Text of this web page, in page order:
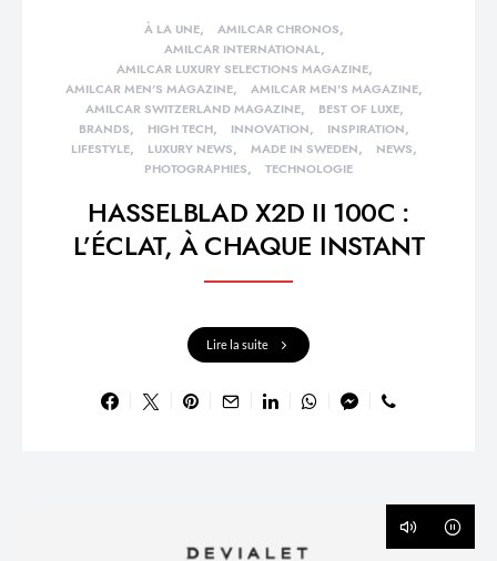
À LA UNE
AMILCAR CHRONOS
AMILCAR INTERNATIONAL
AMILCAR LUXURY SELECTIONS MAGAZINE
AMILCAR MEN'S MAGAZINE
AMILCAR MEN'S MAGAZINE
AMILCAR SWITZERLAND MAGAZINE
BEST OF LUXE
BRANDS
HIGH TECH INNOVATION
INSPIRATION
LIFESTYLE
LUXURY NEWS MADE IN SWEDEN
NEWS
PHOTOGRAPHIES
TECHNOLOGIE
HASSELBLAD X2D II 100C :
L’ÉCLAT, À CHAQUE INSTANT
Lire la suite